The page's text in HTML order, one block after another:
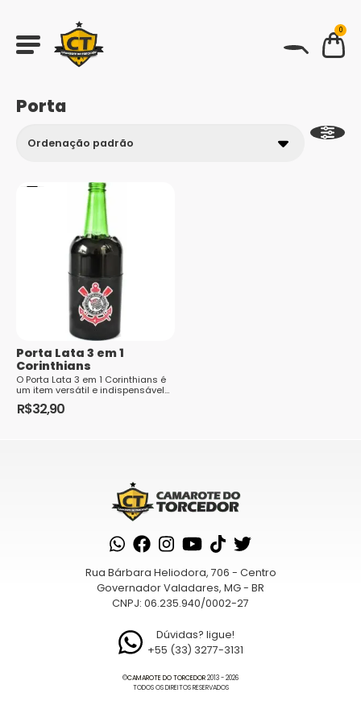
0
Porta
Porta Lata 3 em 1
Corinthians
O Porta Lata 3 em 1 Corinthians é
um item versátil e indispensável
para os torcedores fanáticos do
Sport Club Corinthians Paulist...
R$32,90
Rua Bárbara Heliodora, 706 - Centro
Governador Valadares, MG - BR
CNPJ: 06.235.940/0002-27
Dúvidas? ligue!
+55 (33) 3277-3131
©CAMAROTE DO TORCEDOR2013 - 2026
TODOS OS DIREITOS RESERVADOS